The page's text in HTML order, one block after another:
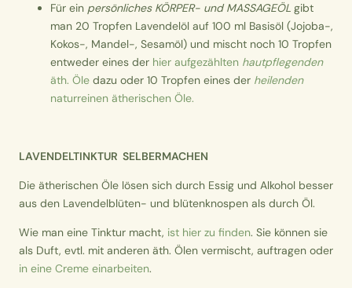
Für ein persönliches KÖRPER- und MASSAGEÖL gibt
man 20 Tropfen Lavendelöl auf 100 ml Basisöl (Jojoba-,
Kokos-, Mandel-, Sesamöl) und mischt noch 10 Tropfen
entweder eines der hier aufgezählten hautpflegenden
äth. Öle dazu oder 10 Tropfen eines der heilenden
naturreinen ätherischen Öle.
LAVENDELTINKTUR SELBERMACHEN
Die ätherischen Öle lösen sich durch Essig und Alkohol besser
aus den Lavendelblüten- und blütenknospen als durch Öl.
Wie man eine Tinktur macht, ist hier zu finden. Sie können sie
als Duft, evtl. mit anderen äth. Ölen vermischt, auftragen oder
in eine Creme einarbeiten.